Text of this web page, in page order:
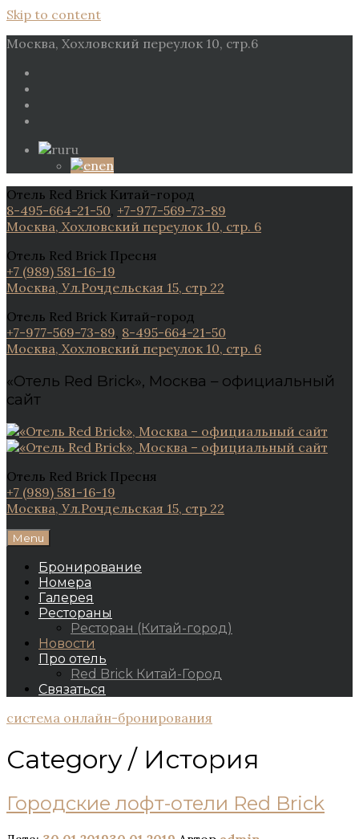
Skip to content
Москва, Хохловский переулок 10, стр.6
ru
en
Отель Red Brick Китай-город
8-495-664-21-50, +7-977-569-73-89
Москва, Хохловский переулок 10, стр. 6
Отель Red Brick Пресня
+7 (989) 581-16-19
Москва, Ул.Рочдельская 15, стр 22
Отель Red Brick Китай-город
+7-977-569-73-89, 8-495-664-21-50
Москва, Хохловский переулок 10, стр. 6
«Отель Red Brick», Москва – официальный
сайт
Отель Red Brick Пресня
+7 (989) 581-16-19
Москва, Ул.Рочдельская 15, стр 22
Menu
Бронирование
Номера
Галерея
Рестораны
Ресторан (Китай-город)
Новости
Про отель
Red Brick Китай-Город
Связаться
система онлайн-бронирования
Category / История
Городские лофт-отели Red Brick